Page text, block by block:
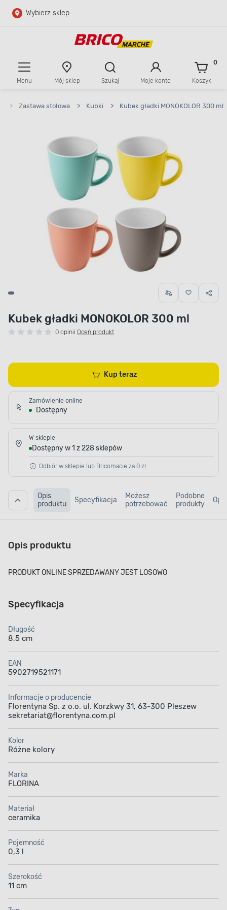
Przejdź do głównej zawartości
Wybierz sklep
Menu Mój sklep Szukaj Moje konto Koszyk
0
> Zastawa stołowa > Kubki > Kubek gładki MONOKOLOR 300 ml
Kubek gładki MONOKOLOR 300 ml
0 opinii Oceń produkt
Kup teraz
Zamówienie online
Dostępny
W sklepie
Dostępny w 1 z 228 sklepów
Odbiór w sklepie lub Bricomacie za 0 zł
Opis
produktu
Specyfikacja
Możesz
potrzebować
Podobne
produkty
Opis produktu
PRODUKT ONLINE SPRZEDAWANY JEST LOSOWO
Specyfikacja
Długość
8,5 cm
EAN
5902719521171
Informacje o producencie
Florentyna Sp. z o.o. ul. Korzkwy 31, 63-300 Pleszew
sekretariat@florentyna.com.pl
Kolor
Różne kolory
Marka
FLORINA
Materiał
ceramika
Pojemność
0,3 l
Szerokość
11 cm